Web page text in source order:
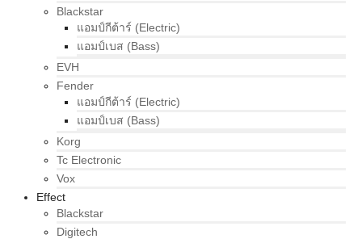
Blackstar
แอมป์กีต้าร์ (Electric)
แอมป์เบส (Bass)
EVH
Fender
แอมป์กีต้าร์ (Electric)
แอมป์เบส (Bass)
Korg
Tc Electronic
Vox
Effect
Blackstar
Digitech